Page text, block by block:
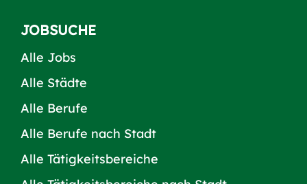
JOBSUCHE
Alle Jobs
Alle Städte
Alle Berufe
Alle Berufe nach Stadt
Alle Tätigkeitsbereiche